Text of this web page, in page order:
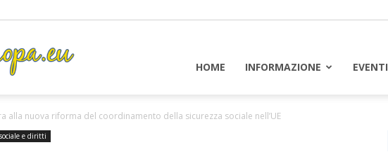
HOME INFORMAZIONE EVENTI
alla nuova riforma del coordinamento della sicurezza sociale nell’UE
e diritti